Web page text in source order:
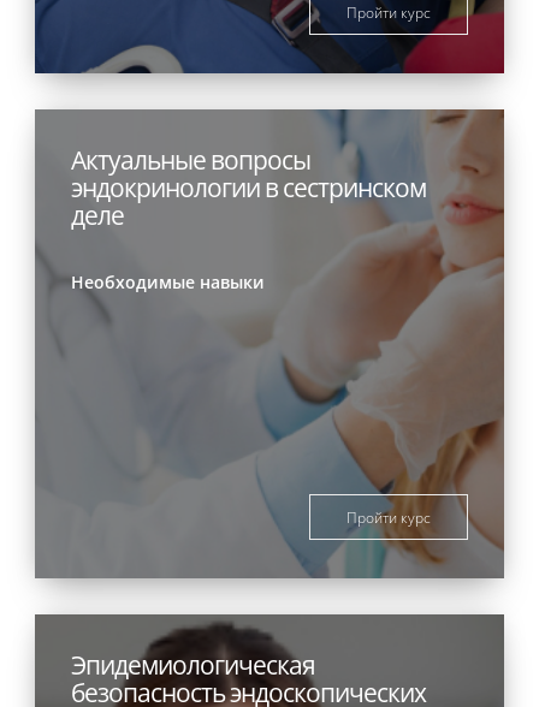
Пройти курс
Актуальные вопросы
эндокринологии в сестринском
деле
Необходимые навыки
Пройти курс
Эпидемиологическая
безопасность эндоскопических